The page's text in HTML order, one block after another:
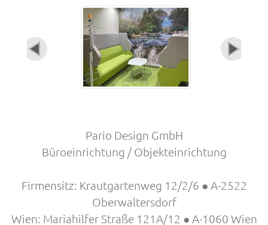
Pario Design GmbH
Büroeinrichtung / Objekteinrichtung
Firmensitz: Krautgartenweg 12/2/6 ● A-2522
Oberwaltersdorf
Wien: Mariahilfer Straße 121A/12 ● A-1060 Wien